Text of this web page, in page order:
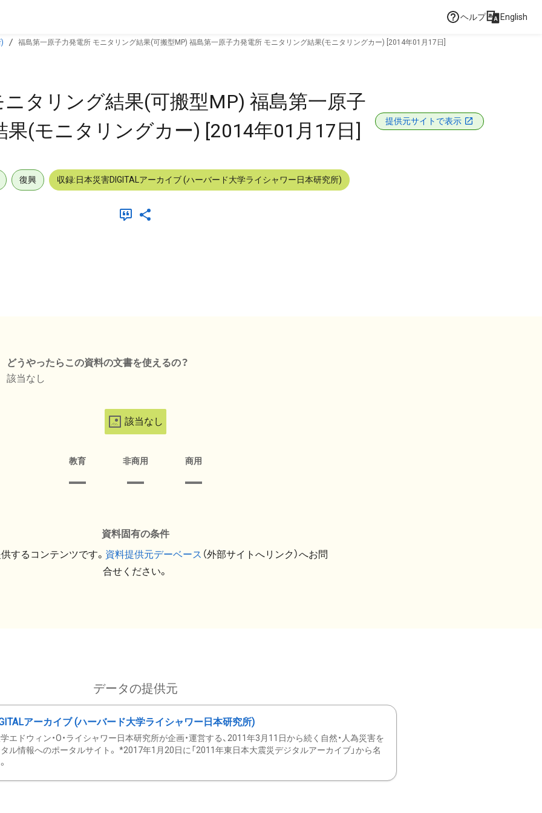
ヘルプ English
福島第一原子力発電所 モニタリング結果(可搬型MP) 福島第一原子力発電所 モニタリング結果(モニタリングカー) [2014年01月17日]
タリング結果(可搬型MP) 福島第一原子
(モニタリングカー) [2014年01月17日]
提供元サイトで表示
復興 収録:日本災害DIGITALアーカイブ (ハーバード大学ライシャワー日本研究所)
どうやったらこの資料の文書を使えるの？
該当なし
該当なし
教育 非商用 商用
資料固有の条件
するコンテンツです。 資料提供元デーベース （外部サイトへリンク）へお問
合せください。
データの提供元
アーカイブ (ハーバード大学ライシャワー日本研究所)
エドウィン・O・ライシャワー日本研究所が企画・運営する、2011年3月11日から続く自然・人為災害を
ル情報へのポータルサイト。 *2017年1月20日に「2011年東日本大震災デジタルアーカイブ」から名